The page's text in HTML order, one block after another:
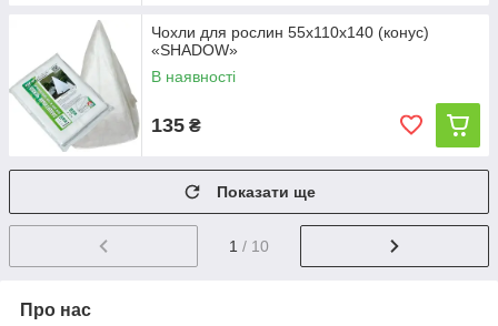
Чохли для рослин 55х110х140 (конус)
«SHADOW»
В наявності
135 ₴
Показати ще
1 / 10
Про нас